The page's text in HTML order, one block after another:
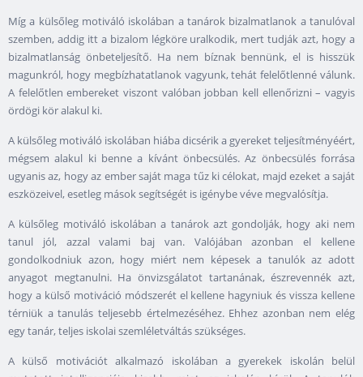
Míg a külsőleg motiváló iskolában a tanárok bizalmatlanok a tanulóval
szemben, addig itt a bizalom légköre uralkodik, mert tudják azt, hogy a
bizalmatlanság önbeteljesítő. Ha nem bíznak bennünk, el is hisszük
magunkról, hogy megbízhatatlanok vagyunk, tehát felelőtlenné válunk.
A felelőtlen embereket viszont valóban jobban kell ellenőrizni – vagyis
ördögi kör alakul ki.
A külsőleg motiváló iskolában hiába dicsérik a gyereket teljesítményéért,
mégsem alakul ki benne a kívánt önbecsülés. Az önbecsülés forrása
ugyanis az, hogy az ember saját maga tűz ki célokat, majd ezeket a saját
eszközeivel, esetleg mások segítségét is igénybe véve megvalósítja.
A külsőleg motiváló iskolában a tanárok azt gondolják, hogy aki nem
tanul jól, azzal valami baj van. Valójában azonban el kellene
gondolkodniuk azon, hogy miért nem képesek a tanulók az adott
anyagot megtanulni. Ha önvizsgálatot tartanának, észrevennék azt,
hogy a külső motiváció módszerét el kellene hagyniuk és vissza kellene
térniük a tanulás teljesebb értelmezéséhez. Ehhez azonban nem elég
egy tanár, teljes iskolai szemléletváltás szükséges.
A külső motivációt alkalmazó iskolában a gyerekek iskolán belül